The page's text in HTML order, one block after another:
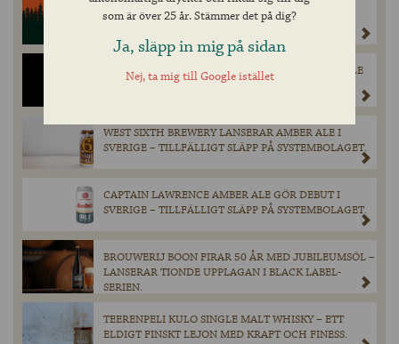
CINCINNATIBRYGGERI SLÄPPER GULDVINNANDE
HAPPY AMBER PÅ SYSTEMBOLAGET 1 MARS.
EXKLUSIV LANSERING: SULLIVAN’S BLACK MARBLE
STOUT PÅ SYSTEMBOLAGET I FEBRUARI
WEST SIXTH BREWERY LANSERAR AMBER ALE I
SVERIGE – TILLFÄLLIGT SLÄPP PÅ SYSTEMBOLAGET.
CAPTAIN LAWRENCE AMBER ALE GÖR DEBUT I
SVERIGE – TILLFÄLLIGT SLÄPP PÅ SYSTEMBOLAGET.
BROUWERIJ BOON FIRAR 50 ÅR MED JUBILEUMSÖL –
LANSERAR TIONDE UPPLAGAN I BLACK LABEL-
SERIEN.
TEERENPELI KULO SINGLE MALT WHISKY – ETT
ELDIGT FINSKT LEJON MED KRAFT OCH FINESS.
som är över 25 år. Stämmer det på dig?
Ja, släpp in mig på sidan
Nej, ta mig till Google istället